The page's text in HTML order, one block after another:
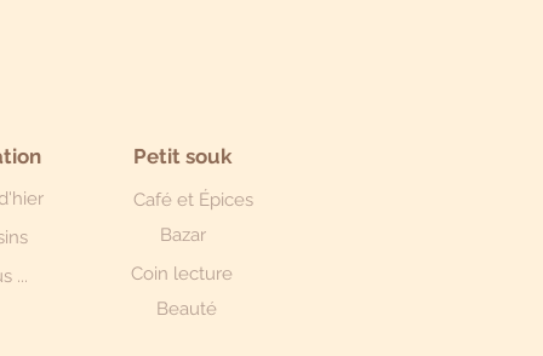
...
Petit souk
Café et Épices
Bazar
Coin lecture
Beauté